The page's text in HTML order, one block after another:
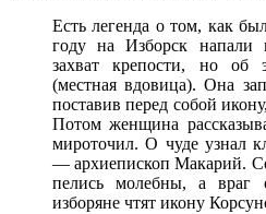
Есть легенда о том, как
году на Изборск напали
захват крепости, но об
(местная вдовица). Она
поставив перед собой
Потом женщина
мироточил. О чуде узнал
— архиепископ Макарий.
пелись молебны, а враг
изборяне чтят икону